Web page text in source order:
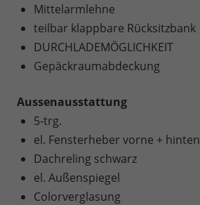
Mittelarmlehne
teilbar klappbare Rücksitzbank
DURCHLADEMÖGLICHKEIT
Gepäckraumabdeckung
Aussenausstattung
5-trg.
el. Fensterheber vorne + hinten
Dachreling schwarz
el. Außenspiegel
Colorverglasung